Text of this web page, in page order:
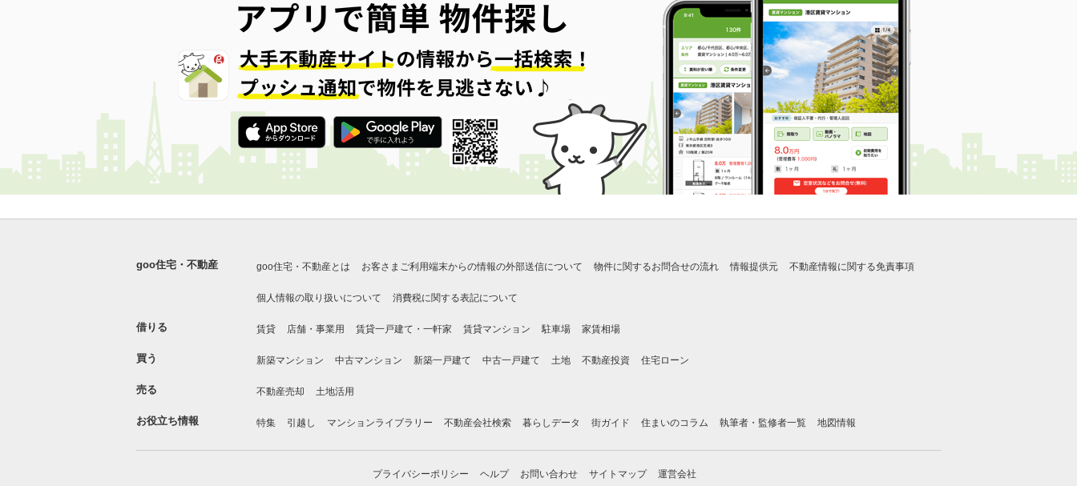
goo住宅・不動産 goo住宅・不動産とは お客さまご利用端末からの情報の外部送信について 物件に関するお問合せの流れ 情報提供元 不動産情報に関する免責事項
個人情報の取り扱いについて 消費税に関する表記について
借りる 賃貸 店舗・事業用 賃貸一戸建て・一軒家 賃貸マンション 駐車場 家賃相場
買う 新築マンション 中古マンション 新築一戸建て 中古一戸建て 土地 不動産投資 住宅ローン
売る 不動産売却 土地活用
お役立ち情報 特集 引越し マンションライブラリー 不動産会社検索 暮らしデータ 街ガイド 住まいのコラム 執筆者・監修者一覧 地図情報
プライバシーポリシー ヘルプ お問い合わせ サイトマップ 運営会社